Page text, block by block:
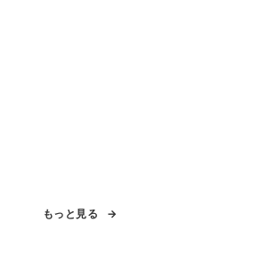
もっと見る